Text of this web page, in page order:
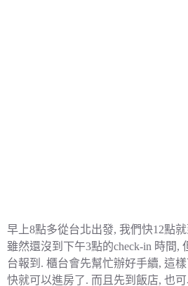
早上8點多從台北出發, 我們快12點
雖然還沒到下午3點的check-in 時間,
台報到. 櫃台會先幫忙辦好手續, 這
快就可以進房了. 而且先到飯店, 也